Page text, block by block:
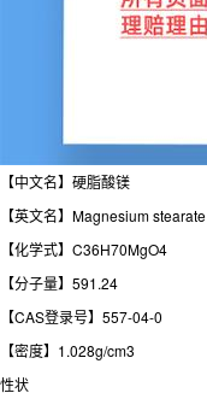
【中文名】硬脂酸镁
【英文名】Magnesium stearate
【化学式】C36H70MgO4
【分子量】591.24
【CAS登录号】557-04-0
【密度】1.028g/cm3
性状